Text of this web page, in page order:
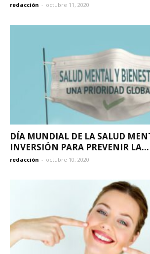
redacción - octubre 11, 2020
DÍA MUNDIAL DE LA SALUD
INVERSIÓN PARA PREVENIR LA...
redacción - octubre 10, 2020